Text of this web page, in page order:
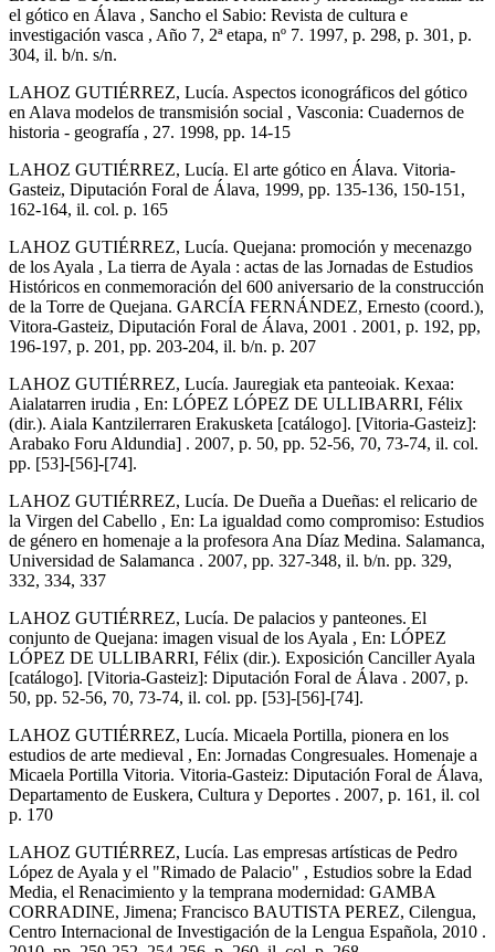
el gótico en Álava , Sancho el Sabio: Revista de cultura e
investigación vasca , Año 7, 2ª etapa, nº 7. 1997, p. 298, p. 301, p.
304, il. b/n. s/n.
LAHOZ GUTIÉRREZ, Lucía. Aspectos iconográficos del gótico
en Alava modelos de transmisión social , Vasconia: Cuadernos de
historia - geografía , 27. 1998, pp. 14-15
LAHOZ GUTIÉRREZ, Lucía. El arte gótico en Álava. Vitoria-
Gasteiz, Diputación Foral de Álava, 1999, pp. 135-136, 150-151,
162-164, il. col. p. 165
LAHOZ GUTIÉRREZ, Lucía. Quejana: promoción y mecenazgo
de los Ayala , La tierra de Ayala : actas de las Jornadas de Estudios
Históricos en conmemoración del 600 aniversario de la construcción
de la Torre de Quejana. GARCÍA FERNÁNDEZ, Ernesto (coord.),
Vitora-Gasteiz, Diputación Foral de Álava, 2001 . 2001, p. 192, pp,
196-197, p. 201, pp. 203-204, il. b/n. p. 207
LAHOZ GUTIÉRREZ, Lucía. Jauregiak eta panteoiak. Kexaa:
Aialatarren irudia , En: LÓPEZ LÓPEZ DE ULLIBARRI, Félix
(dir.). Aiala Kantzilerraren Erakusketa [catálogo]. [Vitoria-Gasteiz]:
Arabako Foru Aldundia] . 2007, p. 50, pp. 52-56, 70, 73-74, il. col.
pp. [53]-[56]-[74].
LAHOZ GUTIÉRREZ, Lucía. De Dueña a Dueñas: el relicario de
la Virgen del Cabello , En: La igualdad como compromiso: Estudios
de género en homenaje a la profesora Ana Díaz Medina. Salamanca,
Universidad de Salamanca . 2007, pp. 327-348, il. b/n. pp. 329,
332, 334, 337
LAHOZ GUTIÉRREZ, Lucía. De palacios y panteones. El
conjunto de Quejana: imagen visual de los Ayala , En: LÓPEZ
LÓPEZ DE ULLIBARRI, Félix (dir.). Exposición Canciller Ayala
[catálogo]. [Vitoria-Gasteiz]: Diputación Foral de Álava . 2007, p.
50, pp. 52-56, 70, 73-74, il. col. pp. [53]-[56]-[74].
LAHOZ GUTIÉRREZ, Lucía. Micaela Portilla, pionera en los
estudios de arte medieval , En: Jornadas Congresuales. Homenaje a
Micaela Portilla Vitoria. Vitoria-Gasteiz: Diputación Foral de Álava,
Departamento de Euskera, Cultura y Deportes . 2007, p. 161, il. col
p. 170
LAHOZ GUTIÉRREZ, Lucía. Las empresas artísticas de Pedro
López de Ayala y el "Rimado de Palacio" , Estudios sobre la Edad
Media, el Renacimiento y la temprana modernidad: GAMBA
CORRADINE, Jimena; Francisco BAUTISTA PEREZ, Cilengua,
Centro Internacional de Investigación de la Lengua Española, 2010 .